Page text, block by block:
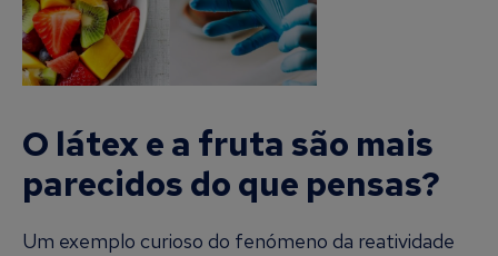
O látex e a fruta são mais
parecidos do que pensas?
Um exemplo curioso do fenómeno da reatividade